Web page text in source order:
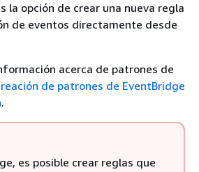
la opción de crear una nueva regla
de eventos directamente desde
acerca de patrones de
de patrones de EventBridge
.
es posible crear reglas que